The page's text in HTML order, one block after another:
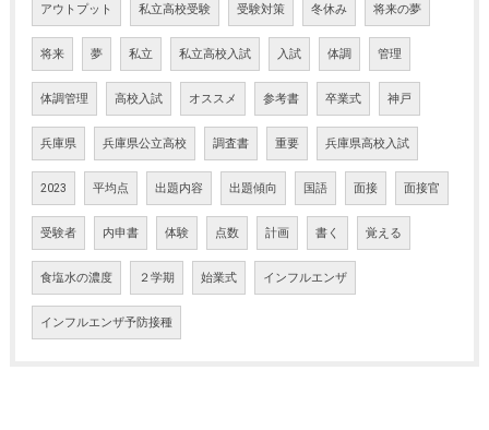
アウトプット 私立高校受験 受験対策 冬休み 将来の夢
将来 夢 私立 私立高校入試 入試 体調 管理
体調管理 高校入試 オススメ 参考書 卒業式 神戸
兵庫県 兵庫県公立高校 調査書 重要 兵庫県高校入試
2023 平均点 出題内容 出題傾向 国語 面接 面接官
受験者 内申書 体験 点数 計画 書く 覚える
食塩水の濃度 ２学期 始業式 インフルエンザ
インフルエンザ予防接種